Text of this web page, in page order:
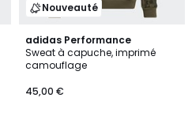
Nouveauté
adidas Performance
Sweat à capuche, imprimé
camouflage
45,00 €